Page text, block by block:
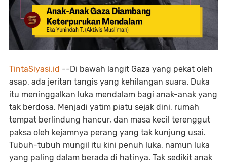
TintaSiyasi.id --Di bawah langit Gaza yang pekat oleh
asap, ada jeritan tangis yang kehilangan suara. Duka
itu meninggalkan luka mendalam bagi anak-anak yang
tak berdosa. Menjadi yatim piatu sejak dini, rumah
tempat berlindung hancur, dan masa kecil terenggut
paksa oleh kejamnya perang yang tak kunjung usai.
Tubuh-tubuh mungil itu kini penuh luka, namun luka
yang paling dalam berada di hatinya. Tak sedikit anak